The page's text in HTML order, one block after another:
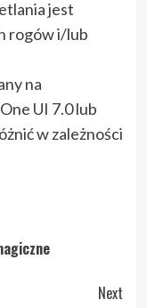
jest
rogów i/lub
na
UI 7.0 lub
w zależności
Next